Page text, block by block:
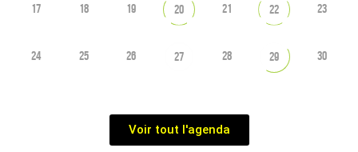
17 18 19 20 21 22 23
24 25 26 27 28 29 30
Voir tout l'agenda